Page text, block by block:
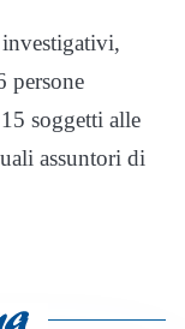
persone
soggetti alle
assuntori di